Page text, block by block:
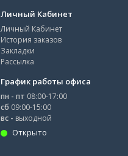
Личный Кабинет
Личный Кабинет
История заказов
Закладки
Рассылка
График работы офиса
пн - пт 08:00-17:00
сб 09:00-15:00
вс - выходной
Открыто